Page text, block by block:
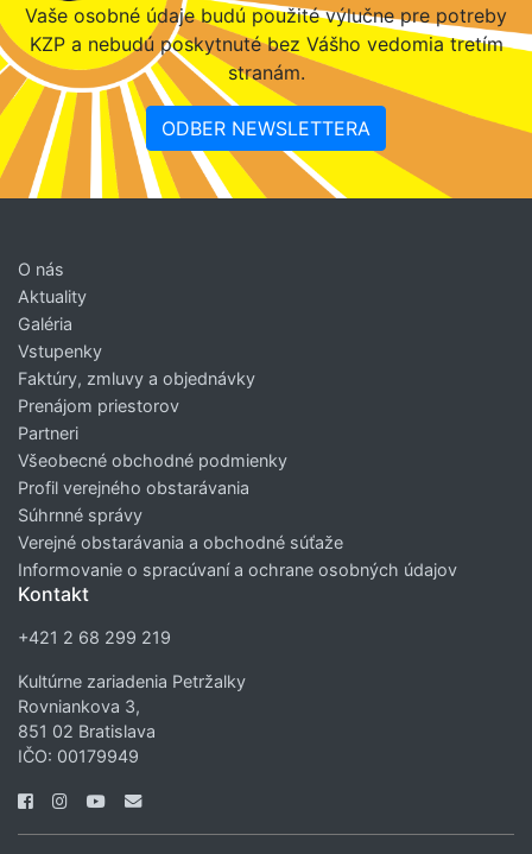
Vaše osobné údaje budú použité výlučne pre potreby
KZP a nebudú poskytnuté bez Vášho vedomia tretím
stranám.
ODBER NEWSLETTERA
O nás
Aktuality
Galéria
Vstupenky
Faktúry, zmluvy a objednávky
Prenájom priestorov
Partneri
Všeobecné obchodné podmienky
Profil verejného obstarávania
Súhrnné správy
Verejné obstarávania a obchodné súťaže
Informovanie o spracúvaní a ochrane osobných údajov
Kontakt
+421 2 68 299 219
Kultúrne zariadenia Petržalky
Rovniankova 3,
851 02 Bratislava
IČO: 00179949